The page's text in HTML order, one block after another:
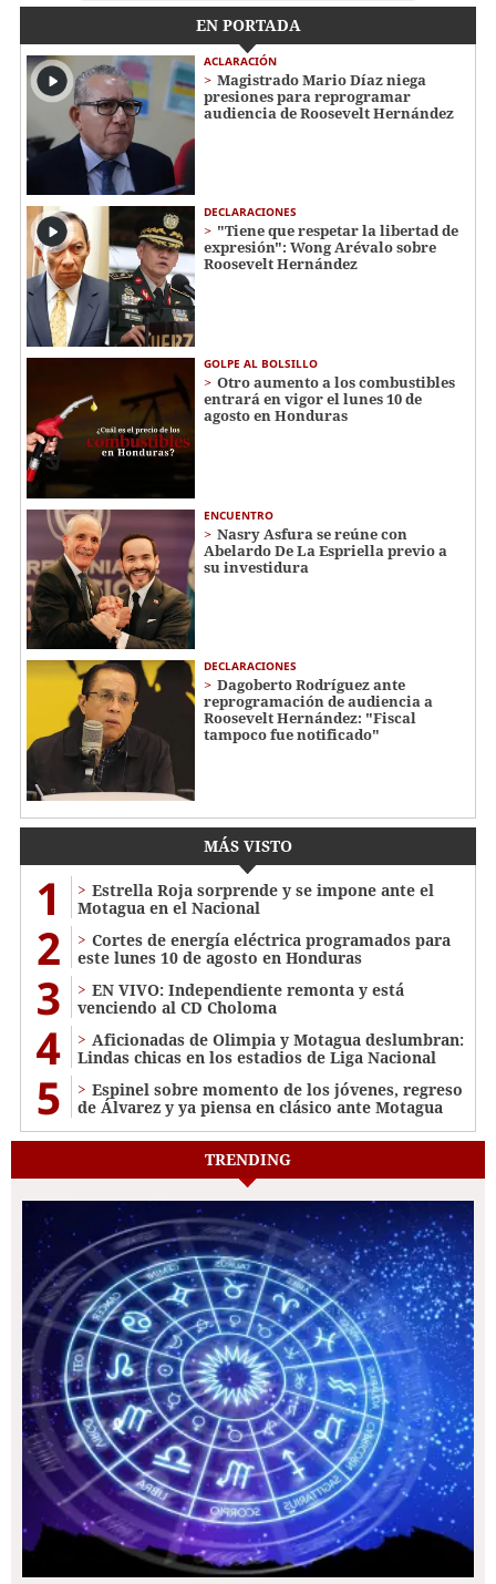
EN PORTADA
ACLARACIÓN
Magistrado Mario Díaz niega
presiones para reprogramar
audiencia de Roosevelt Hernández
DECLARACIONES
"Tiene que respetar la libertad de
expresión": Wong Arévalo sobre
Roosevelt Hernández
GOLPE AL BOLSILLO
Otro aumento a los combustibles
entrará en vigor el lunes 10 de
agosto en Honduras
ENCUENTRO
Nasry Asfura se reúne con
Abelardo De La Espriella previo a
su investidura
DECLARACIONES
Dagoberto Rodríguez ante
reprogramación de audiencia a
Roosevelt Hernández: "Fiscal
tampoco fue notificado"
MÁS VISTO
1
Estrella Roja sorprende y se impone ante el
Motagua en el Nacional
2
Cortes de energía eléctrica programados para
este lunes 10 de agosto en Honduras
3
EN VIVO: Independiente remonta y está
venciendo al CD Choloma
4
Aficionadas de Olimpia y Motagua deslumbran:
Lindas chicas en los estadios de Liga Nacional
5
Espinel sobre momento de los jóvenes, regreso
de Álvarez y ya piensa en clásico ante Motagua
TRENDING